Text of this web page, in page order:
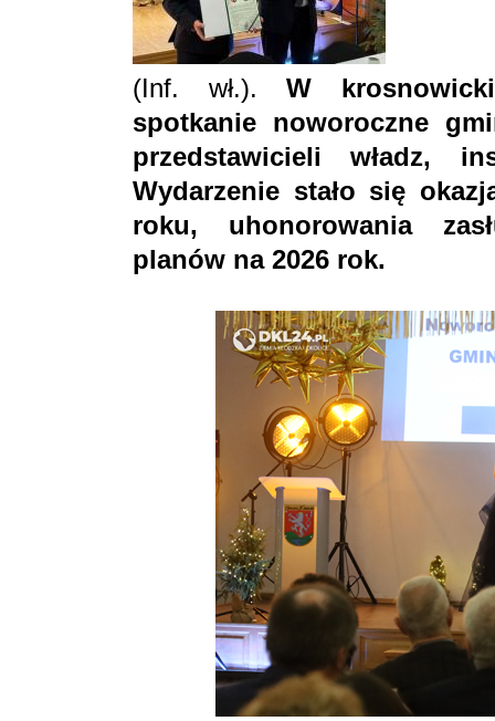
(Inf. wł.).W
spotkanie noworoczne
przedstawicieli władz,
Wydarzenie stało się
roku, uhonorowania
planów na 2026 rok.